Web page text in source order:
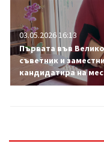
03.05.2026 16:13
Първата във
съветник и
кандидатира на